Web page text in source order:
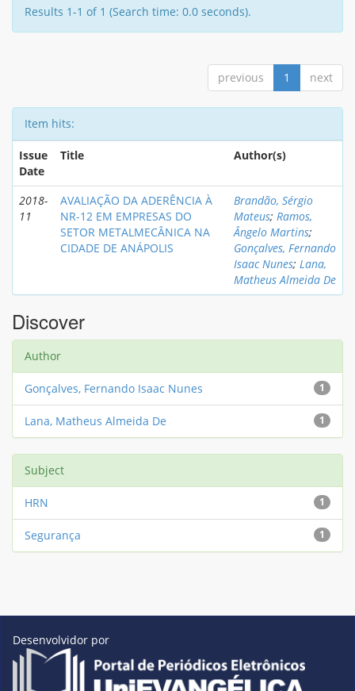
Results 1-1 of 1 (Search time: 0.0 seconds).
previous 1 next
Item hits:
Issue
Date
Title Author(s)
2018-
11
AVALIAÇÃO DA ADERÊNCIA À
NR-12 EM EMPRESAS DO
SETOR METALMECÂNICA NA
CIDADE DE ANÁPOLIS
Brandão, Sérgio
Mateus; Ramos,
Ângelo Martins;
Gonçalves, Fernando
Isaac Nunes; Lana,
Matheus Almeida De
Discover
Author
1
Gonçalves, Fernando Isaac Nunes
1
Lana, Matheus Almeida De
Subject
1
HRN
1
Segurança
Desenvolvidor por